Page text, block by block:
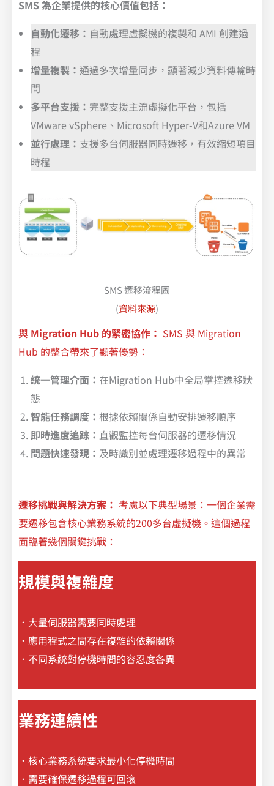
SMS 為企業提供的核心價值包括：
自動化遷移： 自動處理虛擬機的複製和 AMI 創建過
程
增量複製： 通過多次增量同步，顯著減少資料傳輸時
間
多平台支援： 完整支援主流虛擬化平台，包括
VMware vSphere、Microsoft Hyper-V和Azure VM
並行處理： 支援多台伺服器同時遷移，有效縮短項目
時程
SMS 遷移流程圖
(資料來源)
與 Migration Hub 的緊密協作： SMS 與 Migration
Hub 的整合帶來了顯著優勢：
統一管理介面： 在Migration Hub中全局掌控遷移狀
態
智能任務調度： 根據依賴關係自動安排遷移順序
即時進度追踪： 直觀監控每台伺服器的遷移情況
問題快速發現： 及時識別並處理遷移過程中的異常
遷移挑戰與解決方案： 考慮以下典型場景：一個企業需
要遷移包含核心業務系統的200多台虛擬機。這個過程
面臨著幾個關鍵挑戰：
規模與複雜度
．大量伺服器需要同時處理
．應用程式之間存在複雜的依賴關係
．不同系統對停機時間的容忍度各異
業務連續性
．核心業務系統要求最小化停機時間
．需要確保遷移過程可回滾